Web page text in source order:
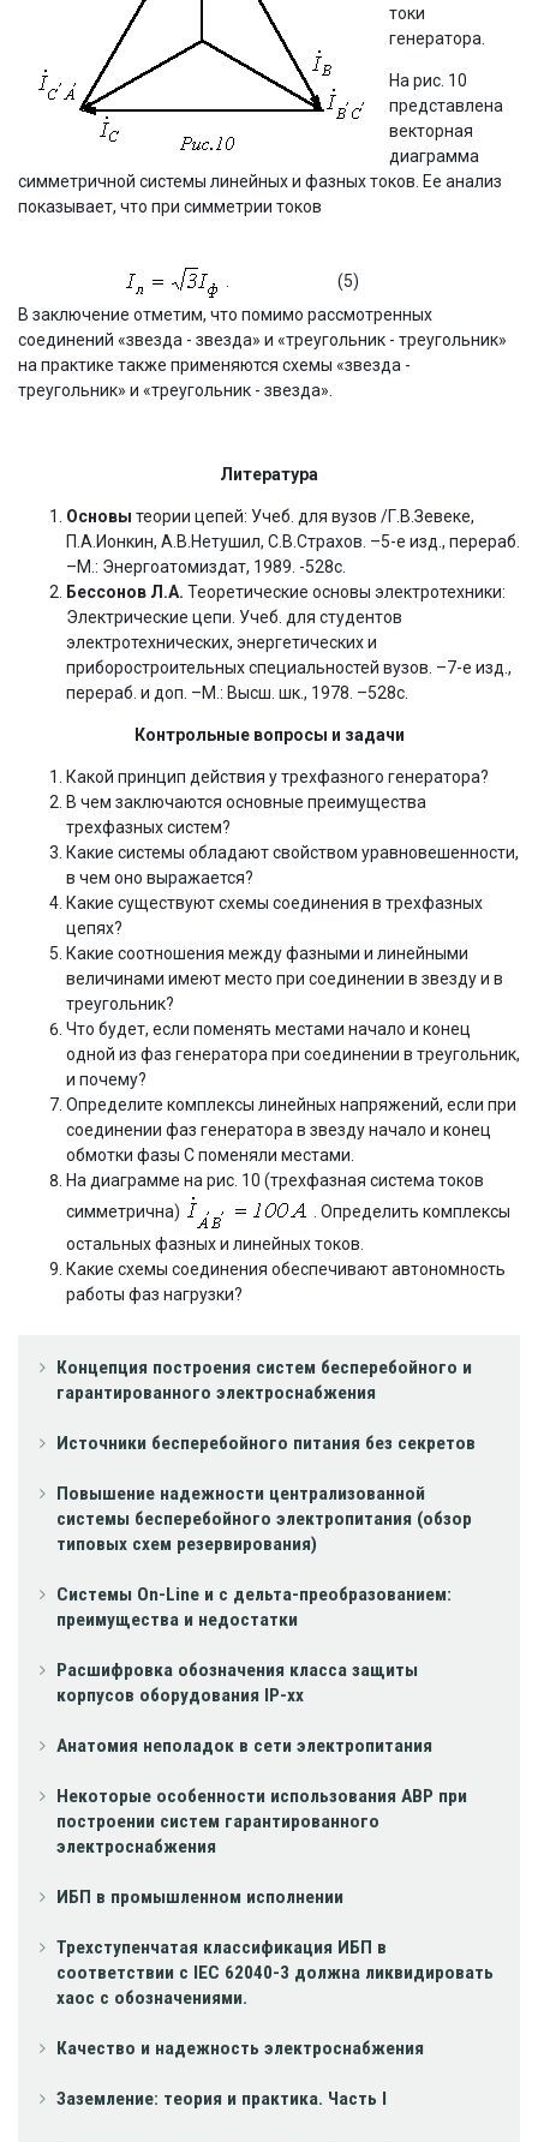
Концепция построения систем бесперебойного и
гарантированного электроснабжения
Источники бесперебойного питания без секретов
Повышение надежности централизованной
системы бесперебойного электропитания (обзор
типовых схем резервирования)
Системы On-Line и с дельта-преобразованием:
преимущества и недостатки
Расшифровка обозначения класса защиты
корпусов оборудования IP-xx
Анатомия неполадок в сети электропитания
Некоторые особенности использования АВР при
построении систем гарантированного
электроснабжения
ИБП в промышленном исполнении
Трехступенчатая классификация ИБП в
соответствии с IEC 62040-3 должна ликвидировать
хаос с обозначениями.
Качество и надежность электроснабжения
Заземление: теория и практика. Часть I
токи
генератора.
На рис. 10
представлена
векторная
диаграмма
симметричной системы линейных и фазных токов. Ее анализ
показывает, что при симметрии токов
(5)
В заключение отметим, что помимо рассмотренных
соединений «звезда - звезда» и «треугольник - треугольник»
на практике также применяются схемы «звезда -
треугольник» и «треугольник - звезда».
Литература
Основы теории цепей: Учеб. для вузов /Г.В.Зевеке,
П.А.Ионкин, А.В.Нетушил, С.В.Страхов. –5-е изд., перераб.
–М.: Энергоатомиздат, 1989. -528с.
Бессонов Л.А. Теоретические основы электротехники:
Электрические цепи. Учеб. для студентов
электротехнических, энергетических и
приборостроительных специальностей вузов. –7-е изд.,
перераб. и доп. –М.: Высш. шк., 1978. –528с.
Контрольные вопросы и задачи
Какой принцип действия у трехфазного генератора?
В чем заключаются основные преимущества
трехфазных систем?
Какие системы обладают свойством уравновешенности,
в чем оно выражается?
Какие существуют схемы соединения в трехфазных
цепях?
Какие соотношения между фазными и линейными
величинами имеют место при соединении в звезду и в
треугольник?
Что будет, если поменять местами начало и конец
одной из фаз генератора при соединении в треугольник,
и почему?
Определите комплексы линейных напряжений, если при
соединении фаз генератора в звезду начало и конец
обмотки фазы С поменяли местами.
На диаграмме на рис. 10 (трехфазная система токов
симметрична)
. Определить комплексы
остальных фазных и линейных токов.
Какие схемы соединения обеспечивают автономность
работы фаз нагрузки?